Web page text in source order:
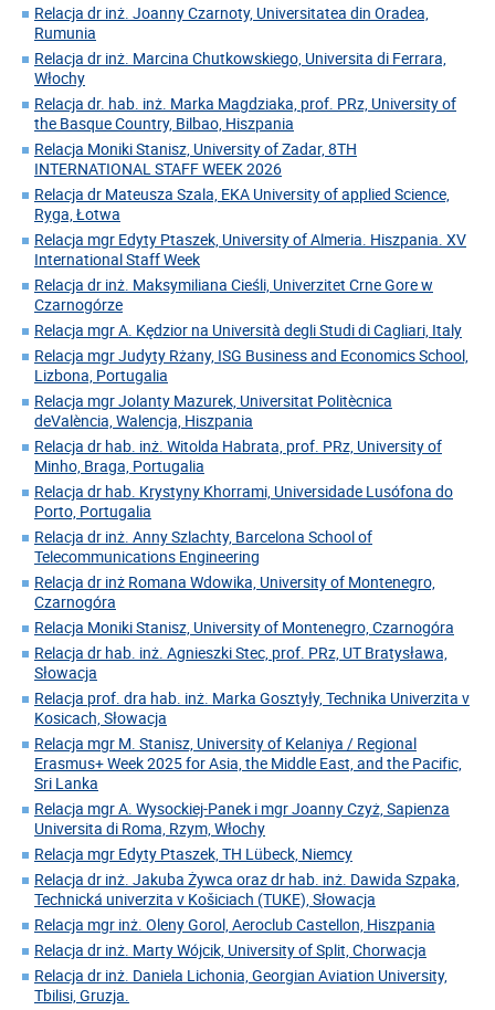
Relacja dr inż. Joanny Czarnoty, Universitatea din Oradea,
Rumunia
Relacja dr inż. Marcina Chutkowskiego, Universita di Ferrara,
Włochy
Relacja dr. hab. inż. Marka Magdziaka, prof. PRz, University of
the Basque Country, Bilbao, Hiszpania
Relacja Moniki Stanisz, University of Zadar, 8TH
INTERNATIONAL STAFF WEEK 2026
Relacja dr Mateusza Szala, EKA University of applied Science,
Ryga, Łotwa
Relacja mgr Edyty Ptaszek, University of Almeria. Hiszpania. XV
International Staff Week
Relacja dr inż. Maksymiliana Cieśli, Univerzitet Crne Gore w
Czarnogórze
Relacja mgr A. Kędzior na Università degli Studi di Cagliari, Italy
Relacja mgr Judyty Rżany, ISG Business and Economics School,
Lizbona, Portugalia
Relacja mgr Jolanty Mazurek, Universitat Politècnica
deValència, Walencja, Hiszpania
Relacja dr hab. inż. Witolda Habrata, prof. PRz, University of
Minho, Braga, Portugalia
Relacja dr hab. Krystyny Khorrami, Universidade Lusófona do
Porto, Portugalia
Relacja dr inż. Anny Szlachty, Barcelona School of
Telecommunications Engineering
Relacja dr inż Romana Wdowika, University of Montenegro,
Czarnogóra
Relacja Moniki Stanisz, University of Montenegro, Czarnogóra
Relacja dr hab. inż. Agnieszki Stec, prof. PRz, UT Bratysława,
Słowacja
Relacja prof. dra hab. inż. Marka Gosztyły, Technika Univerzita v
Kosicach, Słowacja
Relacja mgr M. Stanisz, University of Kelaniya / Regional
Erasmus+ Week 2025 for Asia, the Middle East, and the Pacific,
Sri Lanka
Relacja mgr A. Wysockiej-Panek i mgr Joanny Czyż, Sapienza
Universita di Roma, Rzym, Włochy
Relacja mgr Edyty Ptaszek, TH Lübeck, Niemcy
Relacja dr inż. Jakuba Żywca oraz dr hab. inż. Dawida Szpaka,
Technická univerzita v Košiciach (TUKE), Słowacja
Relacja mgr inż. Oleny Gorol, Aeroclub Castellon, Hiszpania
Relacja dr inż. Marty Wójcik, University of Split, Chorwacja
Relacja dr inż. Daniela Lichonia, Georgian Aviation University,
Tbilisi, Gruzja.